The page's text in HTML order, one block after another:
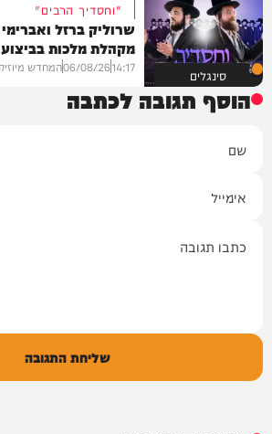
סינגלים
"וחסדיך הרבים"
שרוליק ברזל
מקהלת מלכות
14:17
06/08/26המחדש מיוזיק
הוסף תגובה לכתבה
שליחת התגובה